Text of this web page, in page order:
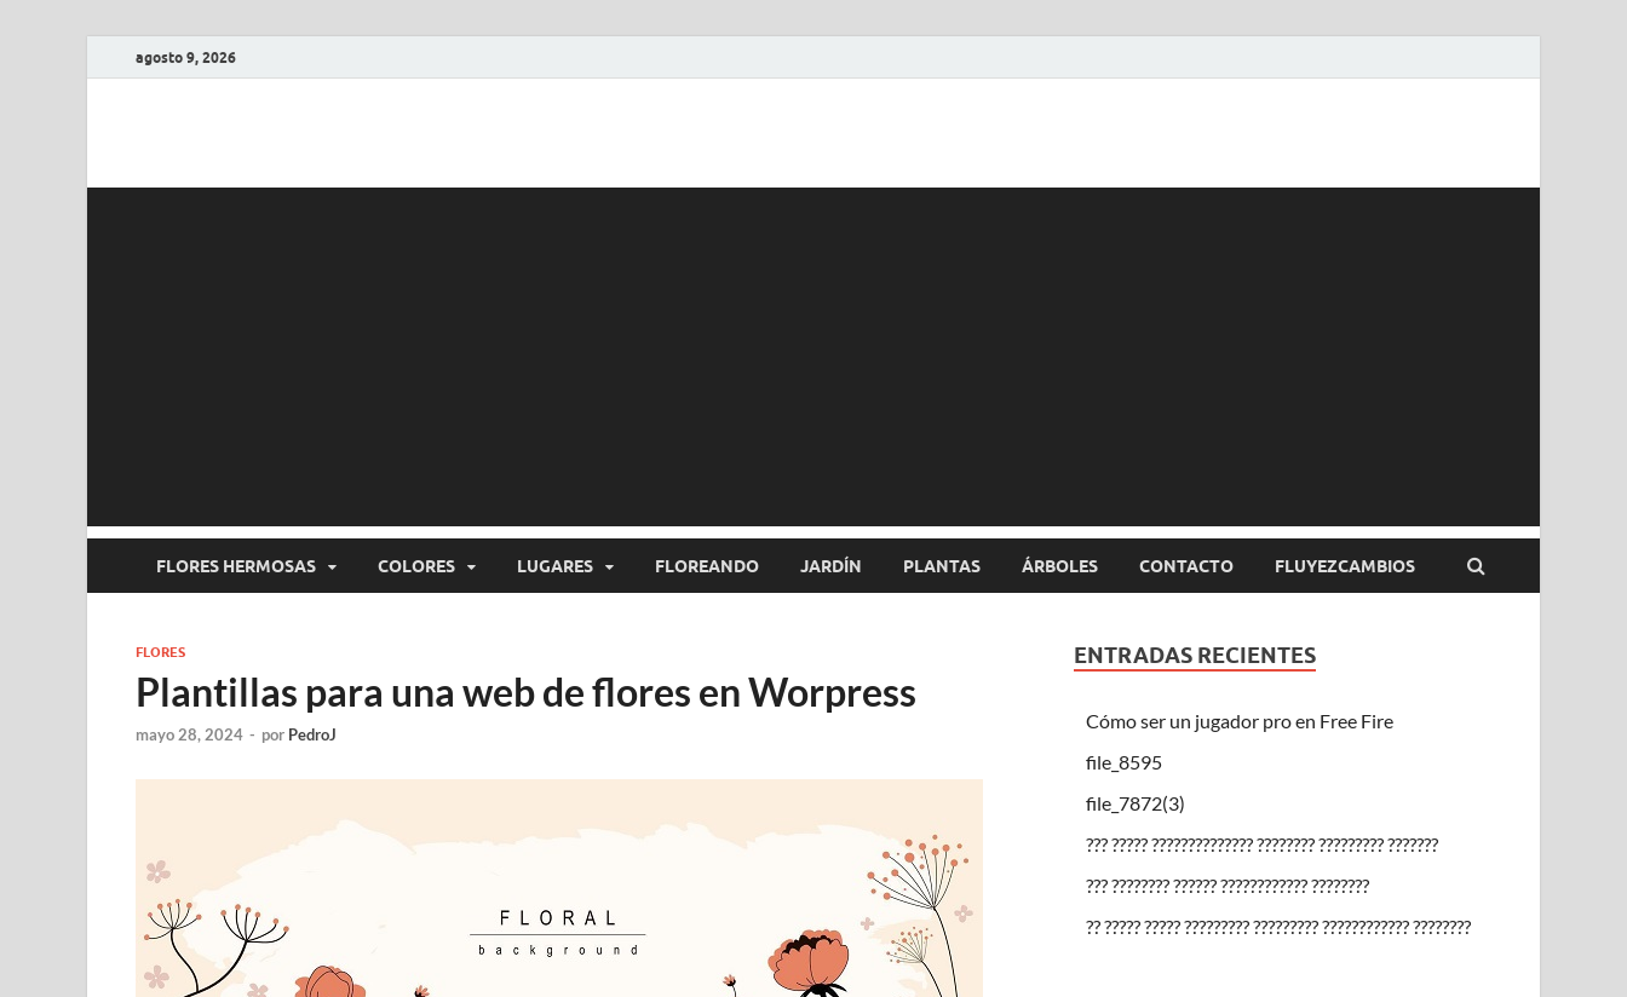
agosto 9, 2026
FLORES HERMOSAS COLORES LUGARES FLOREANDO JARDÍN PLANTAS ÁRBOLES CONTACTO FLUYEZCAMBIOS
FLORES
Plantillas para una web de flores en Worpress
mayo 28, 2024 - por PedroJ
ENTRADAS RECIENTES
Cómo ser un jugador pro en Free Fire
file_8595
file_7872(3)
??? ????? ?????????????? ???????? ????????? ???????
??? ???????? ?????? ???????????? ????????
?? ????? ????? ????????? ????????? ???????????? ????????